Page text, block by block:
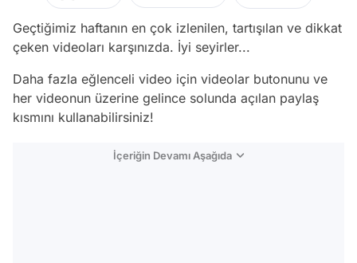
Geçtiğimiz haftanın en çok izlenilen, tartışılan ve dikkat
çeken videoları karşınızda. İyi seyirler...
Daha fazla eğlenceli video için videolar butonunu ve
her videonun üzerine gelince solunda açılan paylaş
kısmını kullanabilirsiniz!
İçeriğin Devamı Aşağıda